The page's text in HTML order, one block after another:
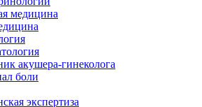
медицина
акушера-гинеколога
боли
экспертиза